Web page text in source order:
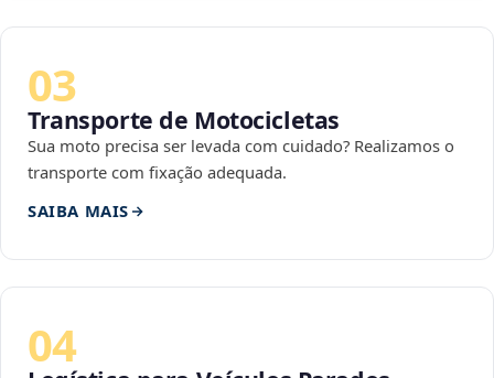
03
Transporte de Motocicletas
Sua moto precisa ser levada com cuidado? Realizamos o
transporte com fixação adequada.
SAIBA MAIS
04